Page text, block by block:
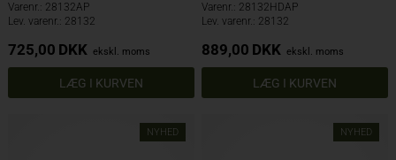
Varenr.: 28132AP
Lev. varenr.: 28132
725,00 DKK ekskl. moms
Varenr.: 28132HDAP
Lev. varenr.: 28132
889,00 DKK ekskl. moms
NYHED NYHED